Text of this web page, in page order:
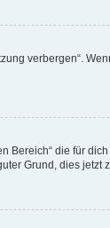
verbergen“.
die für
Grund, dies jetzt